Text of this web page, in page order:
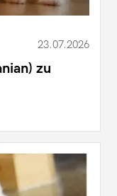
23.07.2026
zu